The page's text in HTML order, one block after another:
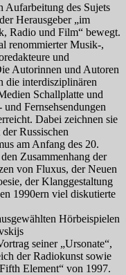
Aufarbeitung des Sujets
Herausgeber „im
Radio und Film“ bewegt.
renommierter Musik-,
und
Autorinnen und Autoren
die interdisziplinären
Schallplatte und
Fernsehsendungen
Dabei zeichnen sie
Russischen
am Anfang des 20.
Zusammenhang der
von Fluxus, der Neuen
der Klanggestaltung
1990ern viel diskutierte
Hörbeispielen
seiner „Ursonate“,
der Radiokunst sowie
Element“ von 1997.